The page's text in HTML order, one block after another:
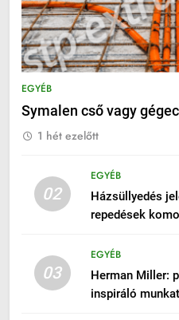
EGYÉB
Symalen cső vagy
1 hét ezelőtt
02
EGYÉB
Házsüllyedés
repedések
03
EGYÉB
Herman Miller:
inspiráló